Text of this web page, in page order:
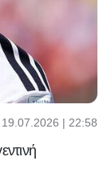
19.07.2026 | 22:58